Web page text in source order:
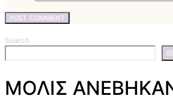
Search
ΜΟΛΙΣ